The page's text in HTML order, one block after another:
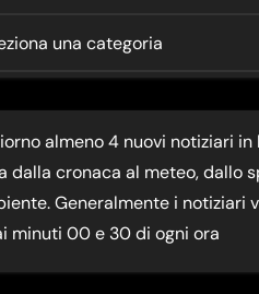
almeno 4 nuovi notiziari in
dalla cronaca al meteo, dallo
Generalmente i notiziari
minuti 00 e 30 di ogni ora